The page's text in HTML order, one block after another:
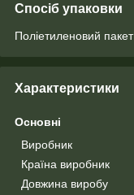
Спосіб упаковки
Поліетиленовий
Характеристики
Основні
Виробник
Країна виробник
Довжина виробу